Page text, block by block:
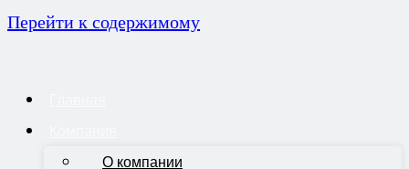
Перейти к содержимому
О компании